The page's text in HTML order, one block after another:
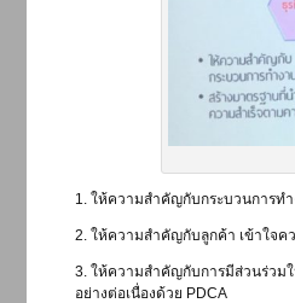
1. ให้ความสำคัญกับกระบวนการท
2. ให้ความสำคัญกับลูกค้า เข้าใจ
3. ให้ความสำคัญกับการมีส่วนร่วม
อย่างต่อเนื่องด้วย PDCA